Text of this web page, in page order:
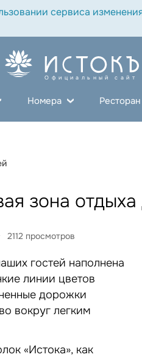
сервиса
Официальный сайт
Номера Ресторан
зона
2112 просмотров
гостей наполнена
линии цветов
дорожки
вокруг легким
«Истока», как